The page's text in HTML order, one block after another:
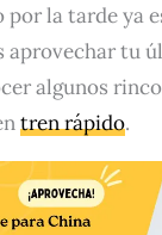
por la tarde ya
aprovechar tu
algunos
tren rápido.